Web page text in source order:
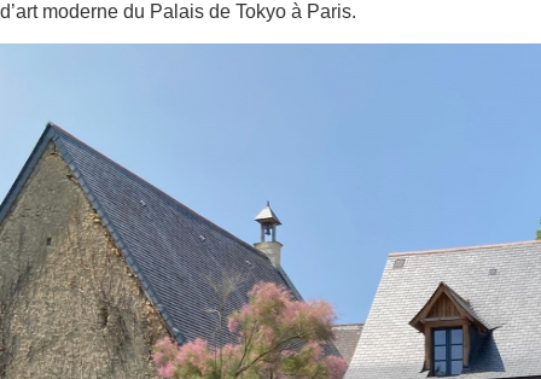
d’art moderne du Palais de Tokyo à Paris.